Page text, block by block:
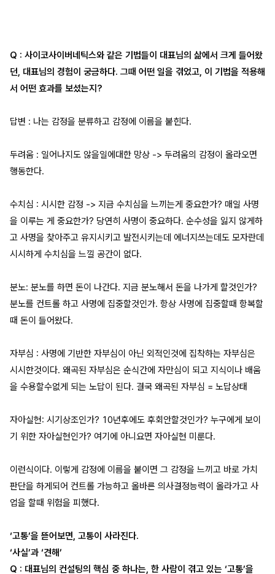
Q : 사이코사이버네틱스와 같은 기법들이 대표님의 삶에서 크게 들어왔
던, 대표님의 경험이 궁금하다. 그때 어떤 일을 겪었고, 이 기법을 적용해
서 어떤 효과를 보셨는지?
답변 : 나는 감정을 분류하고 감정에 이름을 붙힌다.
두려움 : 일어나지도 않을일에대한 망상 -> 두려움의 감정이 올라오면
행동한다.
수치심 : 시시한 감정 -> 지금 수치심을 느끼는게 중요한가? 매일 사명
을 이루는 게 중요한가? 당연히 사명이 중요하다. 순수성을 잃지 않게하
고 사명을 찾아주고 유지시키고 발전시키는데 에너지쓰는데도 모자란데
시시하게 수치심을 느낄 공간이 없다.
분노: 분노를 하면 돈이 나간다. 지금 분노해서 돈을 나가게 할것인가?
분노를 컨트롤 하고 사명에 집중할것인가. 항상 사명에 집중할때 항복할
때 돈이 들어왔다.
자부심 : 사명에 기반한 자부심이 아닌 외적인것에 집착하는 자부심은
시시한것이다. 왜곡된 자부심은 순식간에 자만심이 되고 지식이나 배움
을 수용할수없게 되는 노답이 된다. 결국 왜곡된 자부심 = 노답상태
자아실현: 시기상조인가? 10년후에도 후회안할것인가? 누구에게 보이
기 위한 자아실현인가? 여기에 아니요면 자아실현 미룬다.
이런식이다. 이렇게 감정에 이름을 붙이면 그 감정을 느끼고 바로 가치
판단을 하게되어 컨트롤 가능하고 올바른 의사결정능력이 올라가고 사
업을 할때 위험을 피했다.
‘고통’을 뜯어보면, 고통이 사라진다.
‘사실’과 ‘견해’
Q : 대표님의 컨설팅의 핵심 중 하나는, 한 사람이 겪고 있는 ‘고통’을